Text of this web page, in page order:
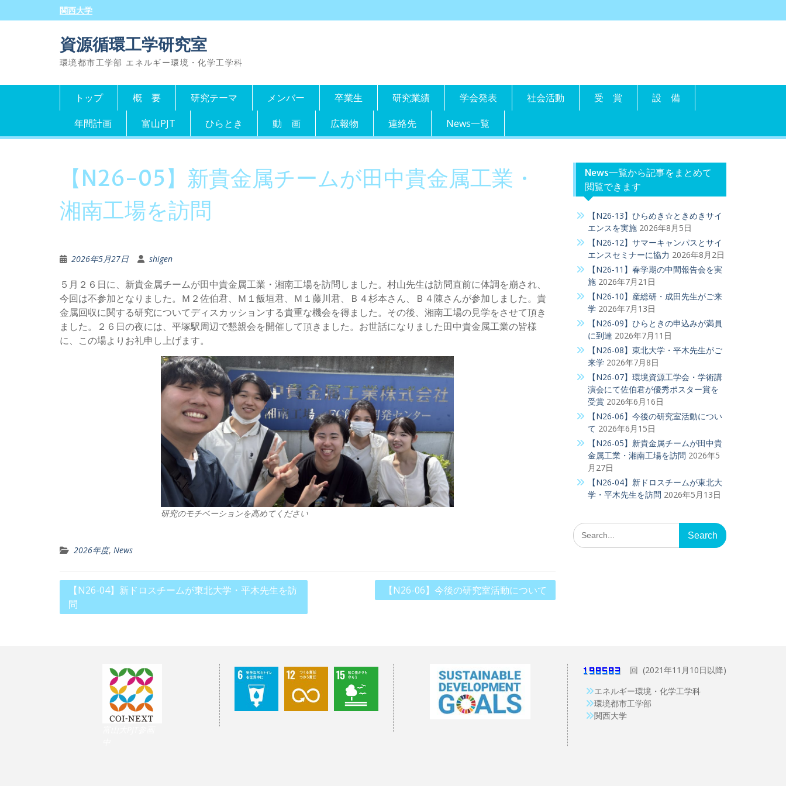
to
関西大学
資源循環工学研究室
環境都市工学部 エネルギー環境・化学工学科
トップ 概 要 研究テーマ メンバー 卒業生 研究業績 学会発表 社会活動 受 賞
設 備
年間計画
富山PJT ひらとき 動 画 広報物 連絡先 News一覧
【N26-05】新貴金属チームが田中貴金属工業・
湘南工場を訪問
2026年5月27日 shigen
５月２６日に、新貴金属チームが田中貴金属工業・湘南工場を訪問しました。村山先生は訪問直前に体調を崩され、
今回は不参加となりました。Ｍ２佐伯君、Ｍ１飯垣君、Ｍ１藤川君、Ｂ４杉本さん、Ｂ４陳さんが参加しました。貴
金属回収に関する研究についてディスカッションする貴重な機会を得ました。その後、湘南工場の見学をさせて頂き
ました。２６日の夜には、平塚駅周辺で懇親会を開催して頂きました。お世話になりました田中貴金属工業の皆様
に、この場よりお礼申し上げます。
研究のモチベーションを高めてください
2026年度, News
稿
【N26-04】新ドロスチームが東北大学・平木先生を訪
問
【N26-06】今後の研究室活動について
News一覧から記事をまとめて
閲覧できます
【N26-13】ひらめき☆ときめきサイ
エンスを実施 2026年8月5日
【N26-12】サマーキャンパスとサイ
エンスセミナーに協力 2026年8月2日
【N26-11】春学期の中間報告会を実
施 2026年7月21日
【N26-10】産総研・成田先生がご来
学 2026年7月13日
【N26-09】ひらときの申込みが満員
に到達 2026年7月11日
【N26-08】東北大学・平木先生がご
来学 2026年7月8日
【N26-07】環境資源工学会・学術講
演会にて佐伯君が優秀ポスター賞を
受賞 2026年6月16日
【N26-06】今後の研究室活動につい
て 2026年6月15日
【N26-05】新貴金属チームが田中貴
金属工業・湘南工場を訪問 2026年5
月27日
【N26-04】新ドロスチームが東北大
学・平木先生を訪問 2026年5月13日
Search
for:
回 (2021年11月10日以降)
エネルギー環境・化学工学科
環境都市工学部
関西大学